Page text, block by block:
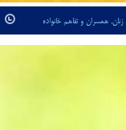
,زنان, همسران و تفاهم خانواده